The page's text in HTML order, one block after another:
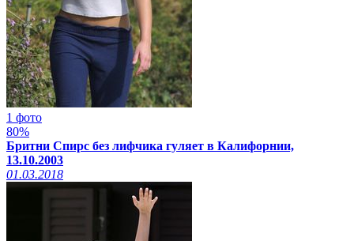
1 фото
80%
Бритни Спирс без лифчика гуляет в Калифорнии,
13.10.2003
01.03.2018